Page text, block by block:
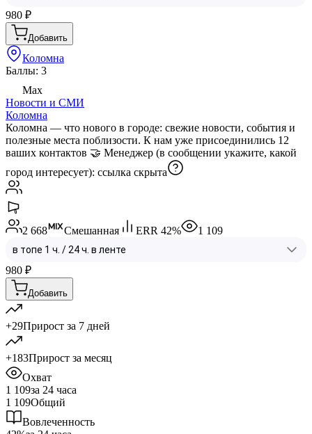
980 ₽
Добавить
Коломна
Баллы: 3
Max
Новости и СМИ
Коломна
Коломна — что нового в городе: свежие новости, события и
полезные места поблизости. К нам уже присоединились 12
ваших контактов 🤝 Менеджер (в сообщении укажите, какой
город интересует): ссылка скрыта
2 668 Смешанная ERR 42% 1 109
980 ₽
Добавить
+29Прирост за 7 дней
+183Прирост за месяц
Охват
1 109за 24 часа
1 109Общий
Вовлеченность